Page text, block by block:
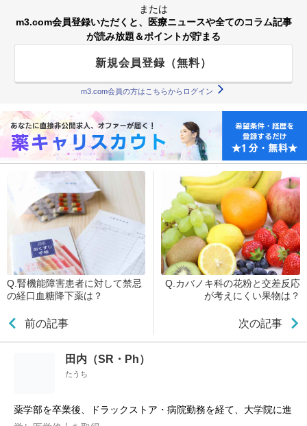
または
m3.com会員登録いただくと、医療ニュースや全てのコラム記事
が読み放題＆ポイントが貯まる
新規会員登録（無料）
m3.com会員の方はこちらからログイン
Q.腎機能障害患者に対して禁忌
の経口血糖降下薬は？
前の記事
Q.カバノキ科の花粉と交差反応
が考えにくい果物は？
次の記事
田内（SR・Ph）
たうち
薬学部を卒業後、ドラックストア・病院勤務を経て、大学院に進